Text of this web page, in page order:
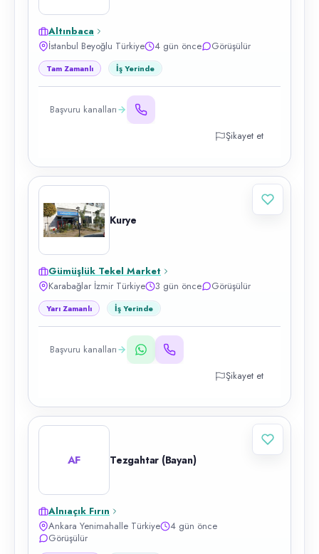
Altınbaca
İstanbul Beyoğlu Türkiye
4 gün önce Görüşülür
Tam Zamanlı İş Yerinde
Başvuru kanalları
Şikayet et
Kurye
Gümüşlük Tekel Market
Karabağlar İzmir Türkiye
3 gün önce Görüşülür
Yarı Zamanlı İş Yerinde
Başvuru kanalları
Şikayet et
AF Tezgahtar (Bayan)
Alnıaçık Fırın
Ankara Yenimahalle Türkiye
4 gün önce
Görüşülür